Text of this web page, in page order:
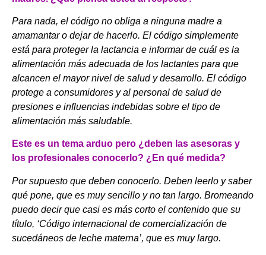
Para nada, el código no obliga a ninguna madre a
amamantar o dejar de hacerlo. El código simplemente
está para proteger la lactancia e informar de cuál es la
alimentación más adecuada de los lactantes para que
alcancen el mayor nivel de salud y desarrollo. El código
protege a consumidores y al personal de salud de
presiones e influencias indebidas sobre el tipo de
alimentación más saludable.
Este es un tema arduo pero ¿deben las asesoras y
los profesionales conocerlo? ¿En qué medida?
Por supuesto que deben conocerlo. Deben leerlo y saber
qué pone, que es muy sencillo y no tan largo. Bromeando
puedo decir que casi es más corto el contenido que su
título, ‘Código internacional de comercialización de
sucedáneos de leche materna’, que es muy largo.